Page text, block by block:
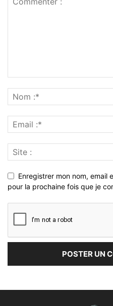
Enregistrer mon nom, email
pour la prochaine fois que je